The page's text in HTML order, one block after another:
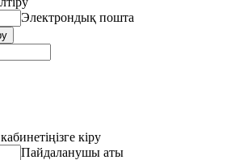
Электрондық пошта
кіру
Пайдаланушы аты